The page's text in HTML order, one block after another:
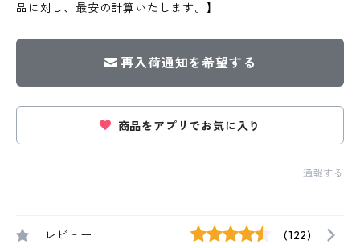
品に対し、最安の計算いたします。】
再入荷通知を希望する
商品をアプリでお気に入り
通報する
レビュー (122)